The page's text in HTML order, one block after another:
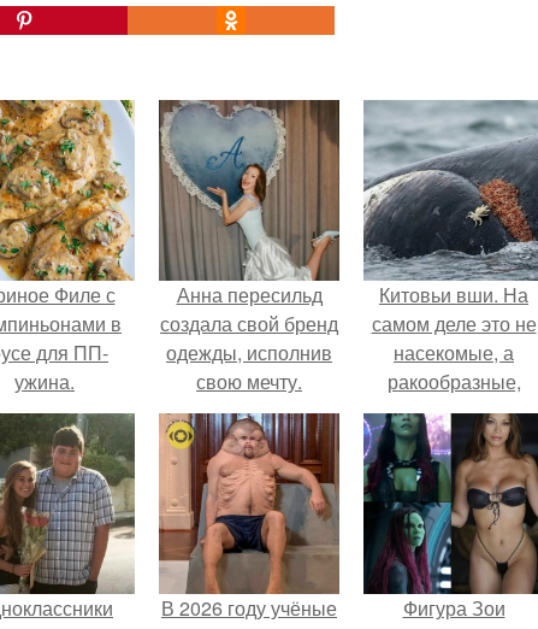
Филе с
в
для ПП-
ужина.
Анна пересильд
создала свой бренд
одежды, исполнив
свою мечту.
Китовьи вши. На
самом деле это не
насекомые, а
ракообразные,
относящиеся к
бокоплавам.
В 2026 году учёные
Фигура Зои